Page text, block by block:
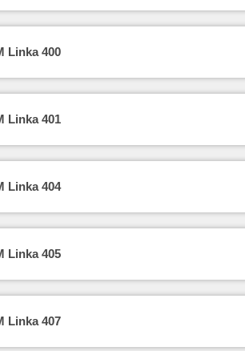
Linka 400
Linka 401
Linka 404
Linka 405
Linka 407